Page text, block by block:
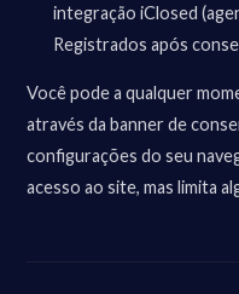
integração iClosed
Registrados após
Você pode a qualquer
através da banner de
configurações do seu
acesso ao site, mas limita